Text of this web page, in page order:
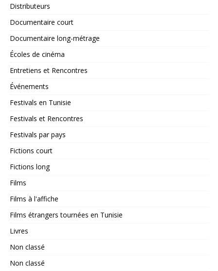
Distributeurs
Documentaire court
Documentaire long-métrage
Écoles de cinéma
Entretiens et Rencontres
Événements
Festivals en Tunisie
Festivals et Rencontres
Festivals par pays
Fictions court
Fictions long
Films
Films à l'affiche
Films étrangers tournées en Tunisie
Livres
Non classé
Non classé